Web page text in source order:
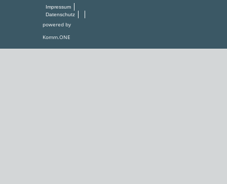
Impressum
Datenschutz
powered by
Komm.ONE